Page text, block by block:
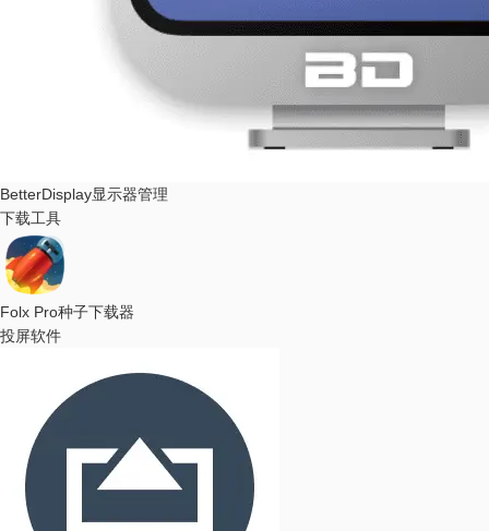
BetterDisplay显示器管理
下载工具
Folx Pro种子下载器
投屏软件